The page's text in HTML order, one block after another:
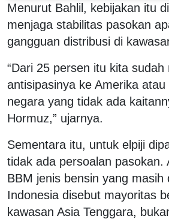
Menurut Bahlil, kebijakan itu
menjaga stabilitas pasokan
gangguan distribusi di
“Dari 25 persen itu kita sudah
antisipasinya ke Amerika
negara yang tidak ada
Hormuz,” ujarnya.
Sementara itu, untuk elpiji
tidak ada persoalan pasokan.
BBM jenis bensin yang masih
Indonesia disebut mayoritas
kawasan Asia Tenggara,